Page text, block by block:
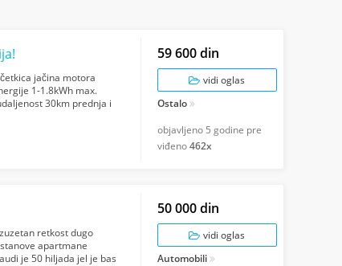
jačina motora
1-1.8kWh max.
30km prednja i
59 600 din
vidi oglas
Ostalo
objavljeno 5 godine pre
viđeno462x
retkost dugo
apartmane
je 50 hiljada jel je bas
50 000 din
vidi oglas
Automobili